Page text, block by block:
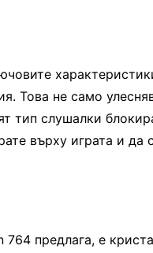
Това не само
тип слушалки
върху играта и да
764 предлага, е